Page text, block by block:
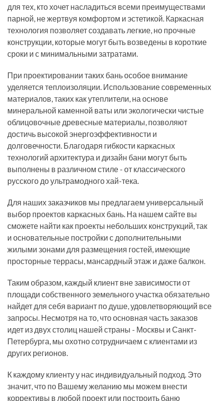
для тех, кто хочет насладиться всеми преимуществами
парной, не жертвуя комфортом и эстетикой. Каркасная
технология позволяет создавать легкие, но прочные
конструкции, которые могут быть возведены в короткие
сроки и с минимальными затратами.
При проектировании таких бань особое внимание
уделяется теплоизоляции. Использование современных
материалов, таких как утеплители, на основе
минеральной каменной ваты или экологически чистые
облицовочные древесные материалы, позволяют
достичь высокой энергоэффективности и
долговечности. Благодаря гибкости каркасных
технологий архитектура и дизайн бани могут быть
выполнены в различном стиле - от классического
русского до ультрамодного хай-тека.
Для наших заказчиков мы предлагаем универсальный
выбор проектов каркасных бань. На нашем сайте вы
сможете найти как проекты небольших конструкций, так
и основательные постройки с дополнительными
жилыми зонами для размещения гостей, имеющие
просторные террасы, мансардный этаж и даже балкон.
Таким образом, каждый клиент вне зависимости от
площади собственного земельного участка обязательно
найдет для себя вариант по душе, удовлетворяющий все
запросы. Несмотря на то, что основная часть заказов
идет из двух столиц нашей страны - Москвы и Санкт-
Петербурга, мы охотно сотрудничаем с клиентами из
других регионов.
К каждому клиенту у нас индивидуальный подход. Это
значит, что по Вашему желанию мы можем внести
коррективы в любой проект или построить баню